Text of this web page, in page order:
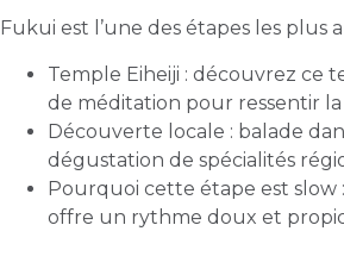
Fukui est l’une des étapes les
Temple Eiheiji : découvrez ce
de méditation pour ressentir
Découverte locale : balade
dégustation de spécialités
Pourquoi cette étape est
offre un rythme doux et